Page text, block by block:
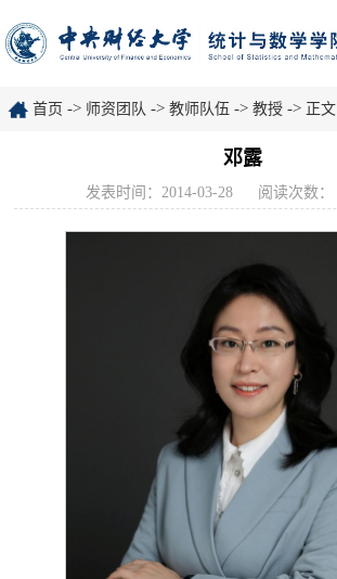
首页 -> 师资团队 -> 教师队伍 -> 教授 -> 正文
邓露
发表时间：2014-03-28 阅读次数：